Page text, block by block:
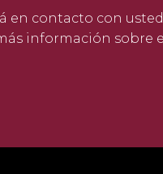
en contacto con
información sobre